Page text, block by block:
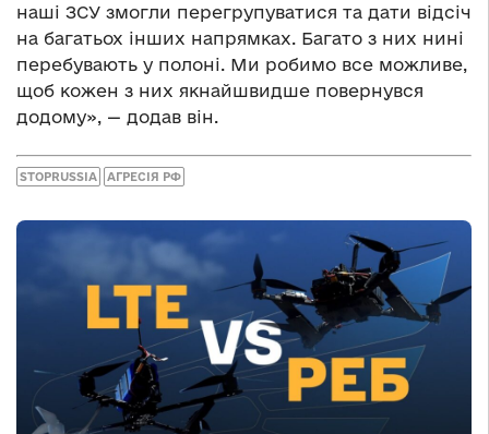
наші ЗСУ змогли перегрупуватися та дати відсіч
на багатьох інших напрямках. Багато з них нині
перебувають у полоні. Ми робимо все можливе,
щоб кожен з них якнайшвидше повернувся
додому», — додав він.
STOPRUSSIA АГРЕСІЯ РФ